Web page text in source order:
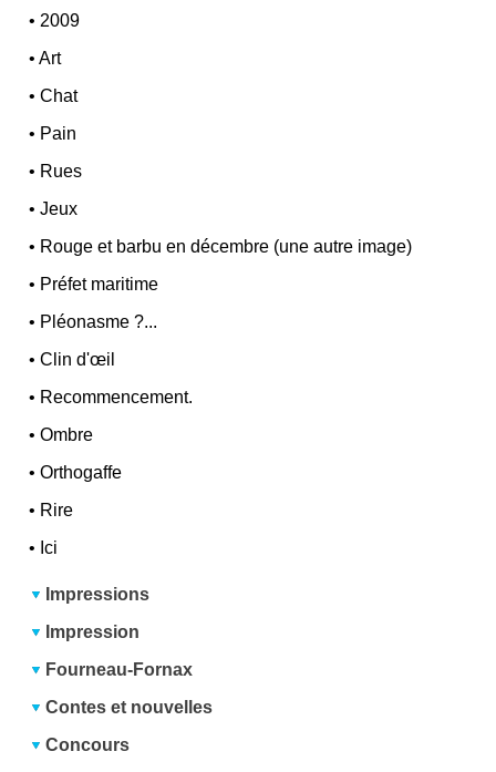
•2009
•Art
•Chat
• Pain
• Rues
•Jeux
• Rouge et barbu en décembre (une autre image)
• Préfet maritime
• Pléonasme ?...
•Clin d'œil
• Recommencement.
•Ombre
•Orthogaffe
• Rire
• Ici
Impressions
Impression
Fourneau-Fornax
Contes et nouvelles
Concours